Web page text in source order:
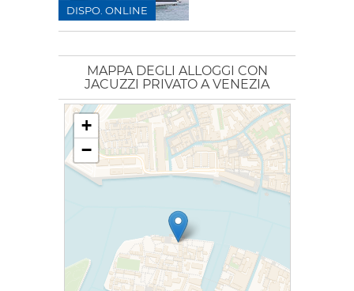
DISPO. ONLINE
MAPPA DEGLI ALLOGGI CON
JACUZZI PRIVATO A VENEZIA
+
−